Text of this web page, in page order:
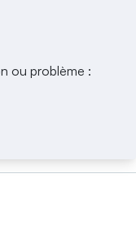
ou problème :